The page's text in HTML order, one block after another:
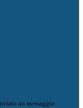
un messaggio